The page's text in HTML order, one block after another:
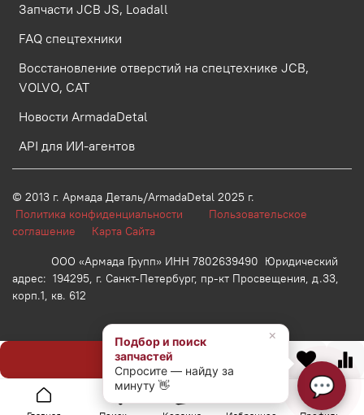
Предзаказ
Запчасти JCB JS, Loadall
FAQ спецтехники
Восстановление отверстий на спецтехнике JCB,
VOLVO, CAT
Новости ArmadaDetal
API для ИИ-агентов
© 2013 г. Армада Деталь/ArmadaDetal 2025 г.
Политика конфиденциальности
Пользовательское
соглашение Карта Сайта
ООО «Армада Групп» ИНН 7802639490 Юридический
адрес: 194295, г. Санкт-Петербург, пр-кт Просвещения, д.33,
корп.1, кв. 612
💬
×
Подбор и поиск
запчастей
Спросите — найду за
минуту 👋